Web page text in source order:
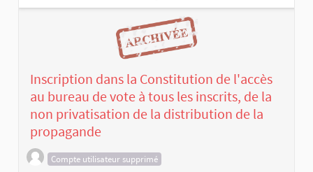
Inscription dans la Constitution de l'accès
au bureau de vote à tous les inscrits, de la
non privatisation de la distribution de la
propagande
Compte utilisateur supprimé